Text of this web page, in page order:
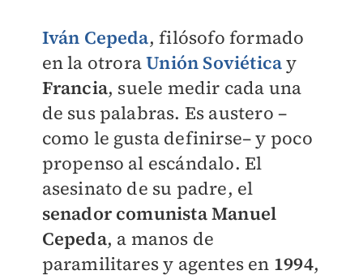
Iván Cepeda, filósofo formado
en la otroraUnión Soviéticay
Francia, suele medir cada una
de sus palabras. Es austero –
como le gusta definirse– y poco
propenso al escándalo. El
asesinato de su padre, el
senador comunista Manuel
Cepeda, a manos de
paramilitares y agentes en 1994,